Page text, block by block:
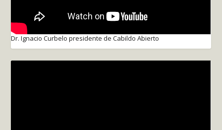
Dr. Ignacio Curbelo presidente de Cabildo Abierto